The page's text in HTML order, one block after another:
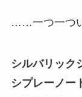
……一つ一つ
シルバリック
シプレーノー